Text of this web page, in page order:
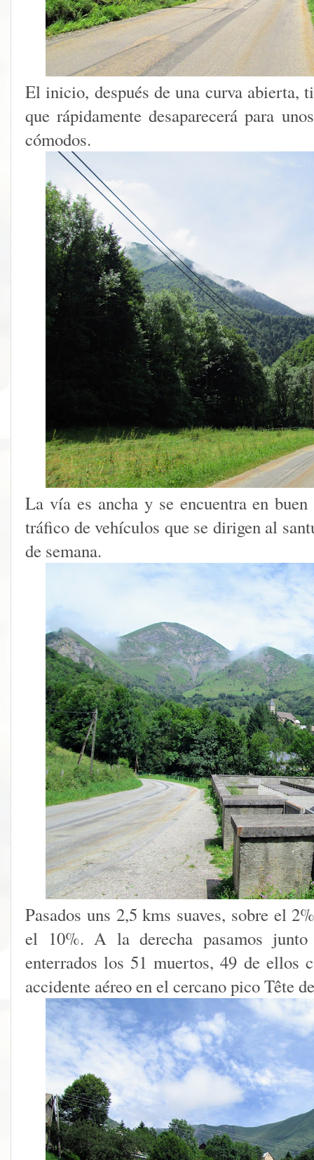
El inicio, después de una curva abierta,
que rápidamente desaparecerá para
cómodos.
La vía es ancha y se encuentra en buen
tráfico de vehículos que se dirigen al
de semana.
Pasados uns 2,5 kms suaves, sobre el
el 10%. A la derecha pasamos junto
enterrados los 51 muertos, 49 de ellos
accidente aéreo en el cercano pico Tête